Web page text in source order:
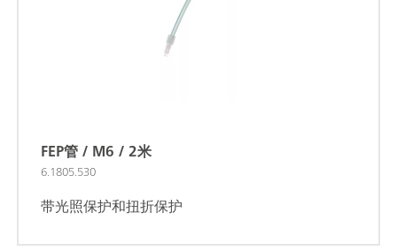
FEP管 / M6 / 2米
6.1805.530
带光照保护和扭折保护